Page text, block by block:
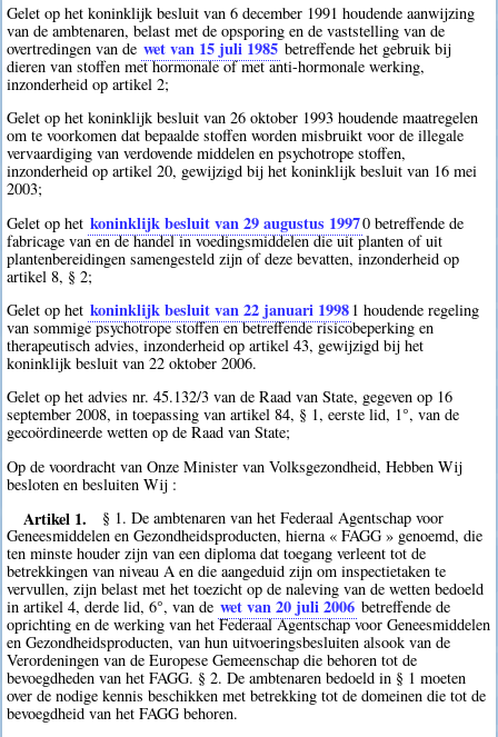
Gelet op het koninklijk besluit van 6 december 1991 houdende aanwijzing
van de ambtenaren, belast met de opsporing en de vaststelling van de
overtredingen van de wet van 15 juli 1985 betreffende het gebruik bij
dieren van stoffen met hormonale of met anti-hormonale werking,
inzonderheid op artikel 2;
Gelet op het koninklijk besluit van 26 oktober 1993 houdende maatregelen
om te voorkomen dat bepaalde stoffen worden misbruikt voor de illegale
vervaardiging van verdovende middelen en psychotrope stoffen,
inzonderheid op artikel 20, gewijzigd bij het koninklijk besluit van 16 mei
2003;
Gelet op het koninklijk besluit van 29 augustus 19970 betreffende de
fabricage van en de handel in voedingsmiddelen die uit planten of uit
plantenbereidingen samengesteld zijn of deze bevatten, inzonderheid op
artikel 8, § 2;
Gelet op het koninklijk besluit van 22 januari 1998 1 houdende regeling
van sommige psychotrope stoffen en betreffende risicobeperking en
therapeutisch advies, inzonderheid op artikel 43, gewijzigd bij het
koninklijk besluit van 22 oktober 2006.
Gelet op het advies nr. 45.132/3 van de Raad van State, gegeven op 16
september 2008, in toepassing van artikel 84, § 1, eerste lid, 1°, van de
gecoördineerde wetten op de Raad van State;
Op de voordracht van Onze Minister van Volksgezondheid, Hebben Wij
besloten en besluiten Wij :
Artikel 1.
§ 1. De ambtenaren van het Federaal Agentschap voor
Geneesmiddelen en Gezondheidsproducten, hierna « FAGG » genoemd, die
ten minste houder zijn van een diploma dat toegang verleent tot de
betrekkingen van niveau A en die aangeduid zijn om inspectietaken te
vervullen, zijn belast met het toezicht op de naleving van de wetten bedoeld
in artikel 4, derde lid, 6°, van de wet van 20 juli 2006 betreffende de
oprichting en de werking van het Federaal Agentschap voor Geneesmiddelen
en Gezondheidsproducten, van hun uitvoeringsbesluiten alsook van de
Verordeningen van de Europese Gemeenschap die behoren tot de
bevoegdheden van het FAGG. § 2. De ambtenaren bedoeld in § 1 moeten
over de nodige kennis beschikken met betrekking tot de domeinen die tot de
bevoegdheid van het FAGG behoren.